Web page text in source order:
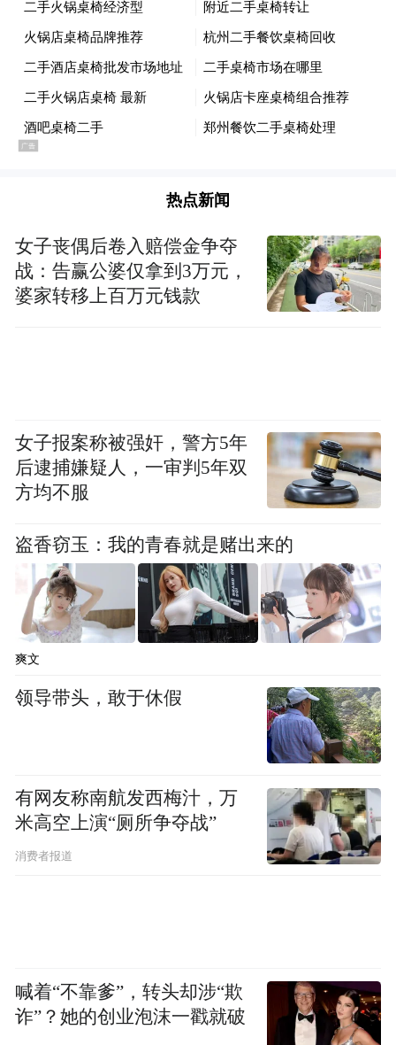
图注：山石网科首席运营官（COO）叶海强
在签约仪式上，华讯网络智安事业部总经理
沈键、山石网科生态渠道部总经理李岩作为
双方代表，签署战略合作协议，这标志着双
方的合作正式进入了新阶段、翻开了新篇
图注：战略合作签约仪式
未来，双方将深度融合各自的品牌优势、地
域布局和技术优势，打造双赢、可持续发展
的合作伙伴关系，共同构筑全新的、全方位
的网络安全生态系统，为广大用户保驾护
航，推动整个行业的进步与发展。
关于华讯网络：华讯网络系统有限公司成立
于2000年8月，专注于提供基于新IT架构的解
长，以“数智引领，云网融合，安全可信”的
业务战略，通过基础网络、信息安全、协作
热点新闻
女子丧偶后卷入赔偿金争夺
战：告赢公婆仅拿到3万元，
婆家转移上百万元钱款
女子报案称被强奸，警方5年
后逮捕嫌疑人，一审判5年双
方均不服
盗香窃玉：我的青春就是赌出来的
爽文
领导带头，敢于休假
有网友称南航发西梅汁，万
米高空上演“厕所争夺战”
消费者报道
喊着“不靠爹”，转头却涉“欺
诈”？她的创业泡沫一戳就破